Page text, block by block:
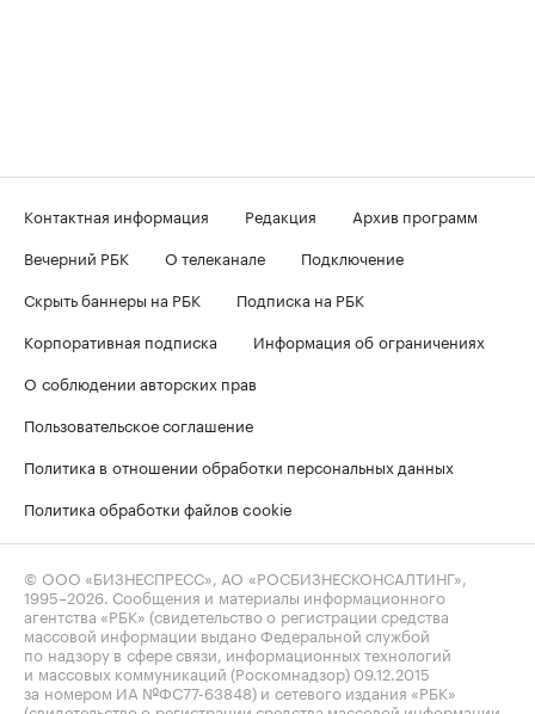
Контактная информация Редакция
Архив программ
Вечерний РБК
О телеканале
Подключение
Скрыть баннеры на РБК
Подписка на РБК
Корпоративная подписка
Информация об ограничениях
О соблюдении авторских прав
Пользовательское соглашение
Политика в отношении обработки персональных данных
Политика обработки файлов cookie
© ООО «БИЗНЕСПРЕСС», АО «РОСБИЗНЕСКОНСАЛТИНГ»,
1995–2026 . Сообщения и материалы информационного
агентства «РБК» (свидетельство о регистрации средства
массовой информации выдано Федеральной службой
по надзору в сфере связи, информационных технологий
и массовых коммуникаций (Роскомнадзор) 09.12.2015
за номером ИА №ФС77-63848) и сетевого издания «РБК»